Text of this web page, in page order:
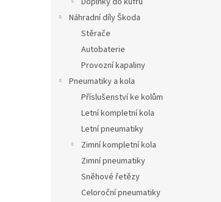
Náhradní díly Škoda
Stěrače
Autobaterie
Provozní kapaliny
Pneumatiky a kola
Příslušenství ke kolům
Letní kompletní kola
Letní pneumatiky
Zimní kompletní kola
Zimní pneumatiky
Sněhové řetězy
Celoroční pneumatiky